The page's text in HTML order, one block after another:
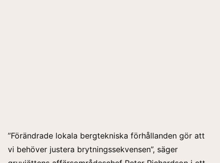
”Förändrade lokala bergtekniska förhållanden gör att
vi behöver justera brytningssekvensen”, säger